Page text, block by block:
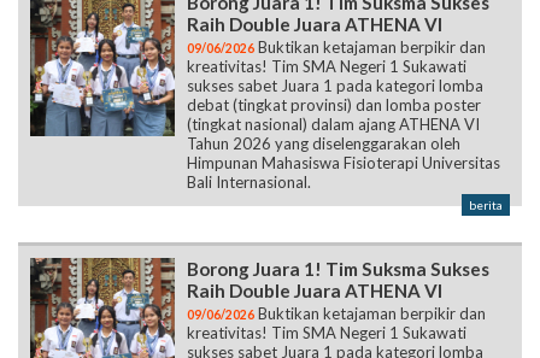
Raih Double Juara ATHENA VI
09/06/2026 Buktikan ketajaman berpikir dan
kreativitas! Tim SMA Negeri 1 Sukawati
sukses sabet Juara 1 pada kategori lomba
debat (tingkat provinsi) dan lomba poster
(tingkat nasional) dalam ajang ATHENA VI
Tahun 2026 yang diselenggarakan oleh
Himpunan Mahasiswa Fisioterapi Universitas
Bali Internasional.
berita
Borong Juara 1! Tim Suksma Sukses
Raih Double Juara ATHENA VI
09/06/2026 Buktikan ketajaman berpikir dan
kreativitas! Tim SMA Negeri 1 Sukawati
sukses sabet Juara 1 pada kategori lomba